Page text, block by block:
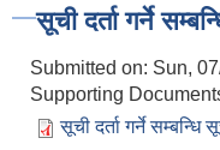
सूची दर्ता गर्ने
Submitted on: Sun,
Supporting
सूची दर्ता गर्ने सम्बन्धि